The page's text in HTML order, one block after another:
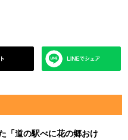
「道の駅べに花の郷おけ